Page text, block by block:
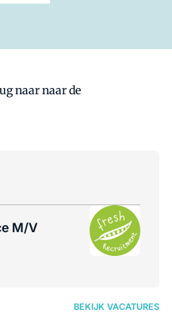
naar naar de
M/V
BEKIJK VACATURES